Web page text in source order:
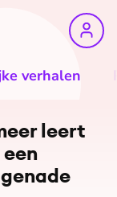
verhalen
©
leert